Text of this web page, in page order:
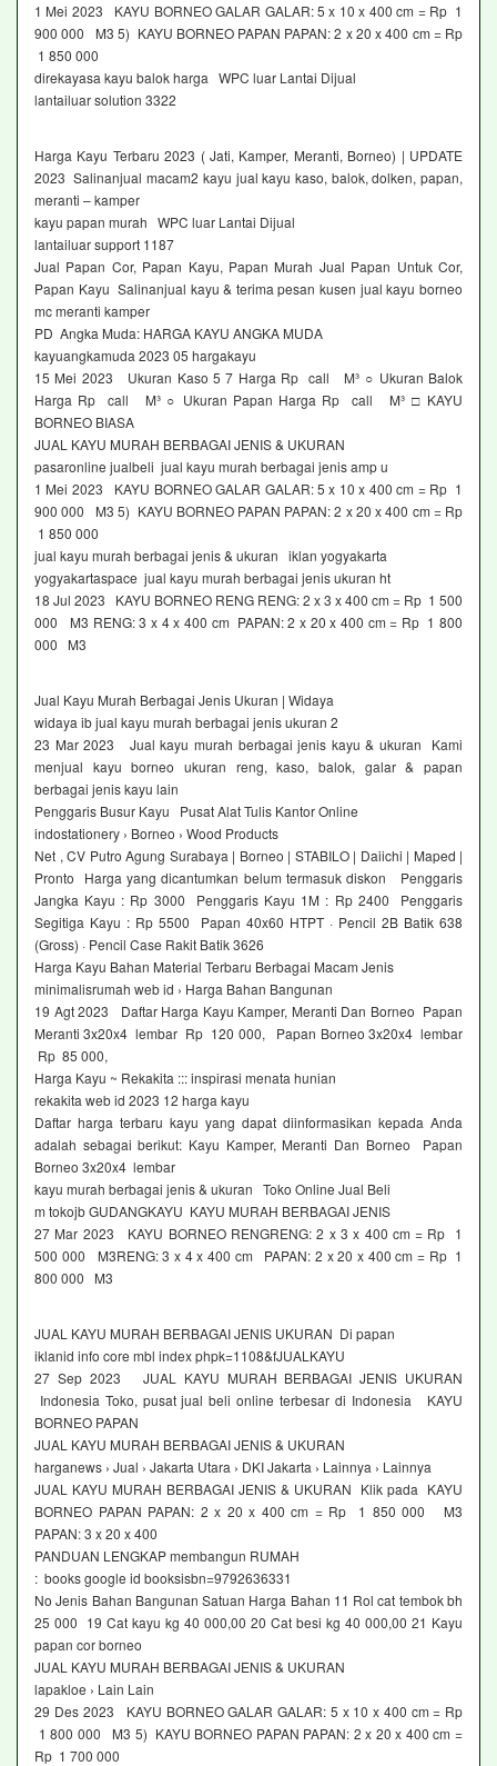
1 Mei 2023 KAYU BORNEO GALAR GALAR: 5 x 10 x 400 cm = Rp 1
900 000 M3 5) KAYU BORNEO PAPAN PAPAN: 2 x 20 x 400 cm = Rp
1 850 000
direkayasa kayu balok harga WPC luar Lantai Dijual
lantailuar solution 3322
Harga Kayu Terbaru 2023 ( Jati, Kamper, Meranti, Borneo) | UPDATE
2023 Salinanjual macam2 kayu jual kayu kaso, balok, dolken, papan,
meranti – kamper
kayu papan murah WPC luar Lantai Dijual
lantailuar support 1187
Jual Papan Cor, Papan Kayu, Papan Murah Jual Papan Untuk Cor,
Papan Kayu Salinanjual kayu & terima pesan kusen jual kayu borneo
mc meranti kamper
PD Angka Muda: HARGA KAYU ANGKA MUDA
kayuangkamuda 2023 05 hargakayu
15 Mei 2023 Ukuran Kaso 5 7 Harga Rp call M³ ○ Ukuran Balok
Harga Rp call M³ ○ Ukuran Papan Harga Rp call M³ □ KAYU
BORNEO BIASA
JUAL KAYU MURAH BERBAGAI JENIS & UKURAN
pasaronline jualbeli jual kayu murah berbagai jenis amp u
1 Mei 2023 KAYU BORNEO GALAR GALAR: 5 x 10 x 400 cm = Rp 1
900 000 M3 5) KAYU BORNEO PAPAN PAPAN: 2 x 20 x 400 cm = Rp
1 850 000
jual kayu murah berbagai jenis & ukuran iklan yogyakarta
yogyakartaspace jual kayu murah berbagai jenis ukuran ht
18 Jul 2023 KAYU BORNEO RENG RENG: 2 x 3 x 400 cm = Rp 1 500
000 M3 RENG: 3 x 4 x 400 cm PAPAN: 2 x 20 x 400 cm = Rp 1 800
000 M3
Jual Kayu Murah Berbagai Jenis Ukuran | Widaya
widaya ib jual kayu murah berbagai jenis ukuran 2
23 Mar 2023 Jual kayu murah berbagai jenis kayu & ukuran Kami
menjual kayu borneo ukuran reng, kaso, balok, galar & papan
berbagai jenis kayu lain
Penggaris Busur Kayu Pusat Alat Tulis Kantor Online
indostationery › Borneo › Wood Products
Net , CV Putro Agung Surabaya | Borneo | STABILO | Daiichi | Maped |
Pronto Harga yang dicantumkan belum termasuk diskon Penggaris
Jangka Kayu : Rp 3000 Penggaris Kayu 1M : Rp 2400 Penggaris
Segitiga Kayu : Rp 5500 Papan 40x60 HTPT · Pencil 2B Batik 638
(Gross) · Pencil Case Rakit Batik 3626
Harga Kayu Bahan Material Terbaru Berbagai Macam Jenis
minimalisrumah web id › Harga Bahan Bangunan
19 Agt 2023 Daftar Harga Kayu Kamper, Meranti Dan Borneo Papan
Meranti 3x20x4 lembar Rp 120 000, Papan Borneo 3x20x4 lembar
Rp 85 000,
Harga Kayu ~ Rekakita ::: inspirasi menata hunian
rekakita web id 2023 12 harga kayu
Daftar harga terbaru kayu yang dapat diinformasikan kepada Anda
adalah sebagai berikut: Kayu Kamper, Meranti Dan Borneo Papan
Borneo 3x20x4 lembar
kayu murah berbagai jenis & ukuran Toko Online Jual Beli
m tokojb GUDANGKAYU KAYU MURAH BERBAGAI JENIS
27 Mar 2023 KAYU BORNEO RENGRENG: 2 x 3 x 400 cm = Rp 1
500 000 M3RENG: 3 x 4 x 400 cm PAPAN: 2 x 20 x 400 cm = Rp 1
800 000 M3
JUAL KAYU MURAH BERBAGAI JENIS UKURAN Di papan
iklanid info core mbl index phpk=1108&fJUALKAYU
27 Sep 2023 JUAL KAYU MURAH BERBAGAI JENIS UKURAN
Indonesia Toko, pusat jual beli online terbesar di Indonesia KAYU
BORNEO PAPAN
JUAL KAYU MURAH BERBAGAI JENIS & UKURAN
harganews › Jual › Jakarta Utara › DKI Jakarta › Lainnya › Lainnya
JUAL KAYU MURAH BERBAGAI JENIS & UKURAN Klik pada KAYU
BORNEO PAPAN PAPAN: 2 x 20 x 400 cm = Rp 1 850 000 M3
PAPAN: 3 x 20 x 400
PANDUAN LENGKAP membangun RUMAH
: books google id booksisbn=9792636331
No Jenis Bahan Bangunan Satuan Harga Bahan 11 Rol cat tembok bh
25 000 19 Cat kayu kg 40 000,00 20 Cat besi kg 40 000,00 21 Kayu
papan cor borneo
JUAL KAYU MURAH BERBAGAI JENIS & UKURAN
lapakloe › Lain Lain
29 Des 2023 KAYU BORNEO GALAR GALAR: 5 x 10 x 400 cm = Rp
1 800 000 M3 5) KAYU BORNEO PAPAN PAPAN: 2 x 20 x 400 cm =
Rp 1 700 000